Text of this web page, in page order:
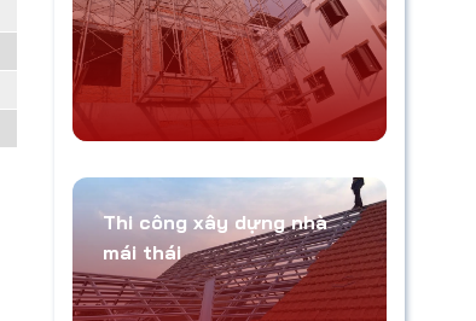
Thi công xây dựng nhà
mái thái